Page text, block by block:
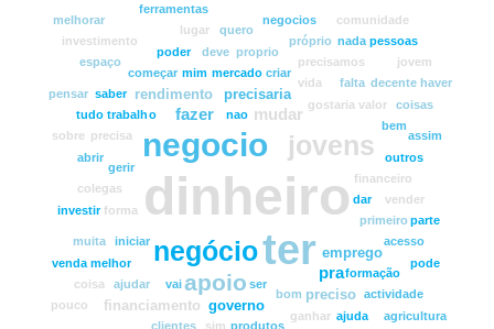
dinheiro
ter
negocio
negócio
jovens
apoio
fazer
pra
mudar
preciso
emprego
governo
financiamento
rendimento precisaria
nao
gostaria
bom
ser
ajuda
ganhar
ajudar
iniciar
trabalho
vida falta
produtos
formação
valor
clientes
começar mercado
financeiro
primeiro
dar
forma
gerir
melhor
precisamos
actividade
mim
precisa
decente
saber
colegas
espaço
criar
poder
sim
proprio
bem
outros
vender
deve
investimento próprio
acesso
pessoas
coisa
muita
abrir
jovem
coisas
agricultura
tudo
investir
lugar quero
assim
pode
nada
pouco
melhorar negocios
parte
comunidade
pensar
vai
venda
sobre
haver
ferramentas